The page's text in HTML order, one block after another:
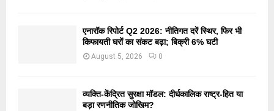
एनारॉक रिपोर्ट Q2 2026: नीतिगत दरें स्थिर, फिर भी
किफायती घरों का संकट बढ़ा; बिक्री 6% घटी
August 5, 2026 0
व्यक्ति-केंद्रित सुरक्षा मॉडल: दीर्घकालिक राष्ट्र-हित या
बड़ा रणनीतिक जोखिम?